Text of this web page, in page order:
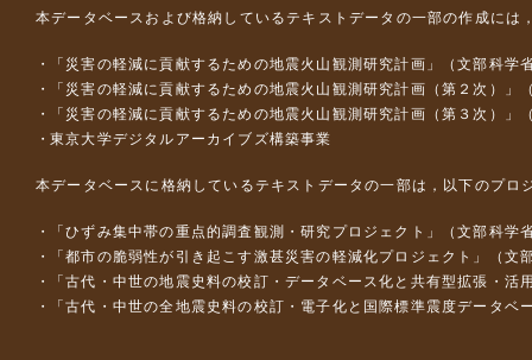
本データベースおよび格納しているテキストデータの一部の作成には
「災害の軽減に貢献するための地震火山観測研究計画」（文部科学
「災害の軽減に貢献するための地震火山観測研究計画（第２次）」
「災害の軽減に貢献するための地震火山観測研究計画（第３次）」
東京大学デジタルアーカイブズ構築事業
本データベースに格納しているテキストデータの一部は，以下のプロ
「ひずみ集中帯の重点的調査観測・研究プロジェクト」（文部科
「都市の脆弱性が引き起こす激甚災害の軽減化プロジェクト」（
「古代・中世の地震史料の校訂・データベース化と共有型拡張・
「古代・中世の全地震史料の校訂・電子化と国際標準震度データ